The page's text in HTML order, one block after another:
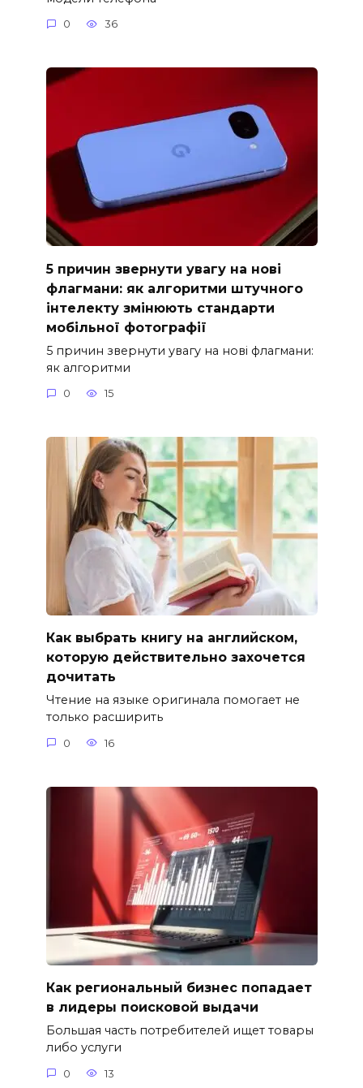
0 36
5 причин звернути увагу на нові
флагмани: як алгоритми штучного
інтелекту змінюють стандарти
мобільної фотографії
5 причин звернути увагу на нові флагмани:
як алгоритми
0 15
Как выбрать книгу на английском,
которую действительно захочется
дочитать
Чтение на языке оригинала помогает не
только расширить
0 16
Как региональный бизнес попадает
в лидеры поисковой выдачи
Большая часть потребителей ищет товары
либо услуги
0 13